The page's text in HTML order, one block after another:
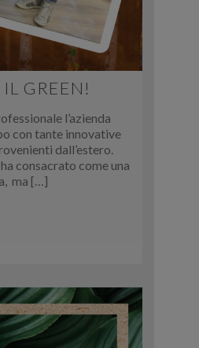
GREEN!
l’azienda
con tante innovative
dall’estero.
consacrato come una
ma […]